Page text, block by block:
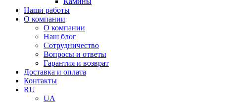
Наши работы
О компании
О компании
Наш блог
Сотрудничество
Вопросы и ответы
Гарантия и возврат
Доставка и оплата
Контакты
RU
UA